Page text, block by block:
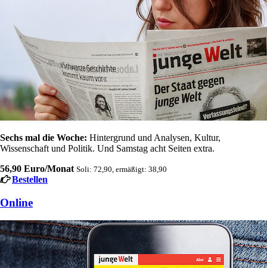
Sechs mal die Woche: Hintergrund und Analysen, Kultur,
Wissenschaft und Politik. Und Samstag acht Seiten extra.
56,90 Euro/Monat Soli: 72,90, ermäßigt: 38,90
Bestellen
Online